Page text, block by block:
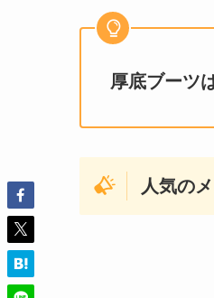
厚底ブーツ
人気の